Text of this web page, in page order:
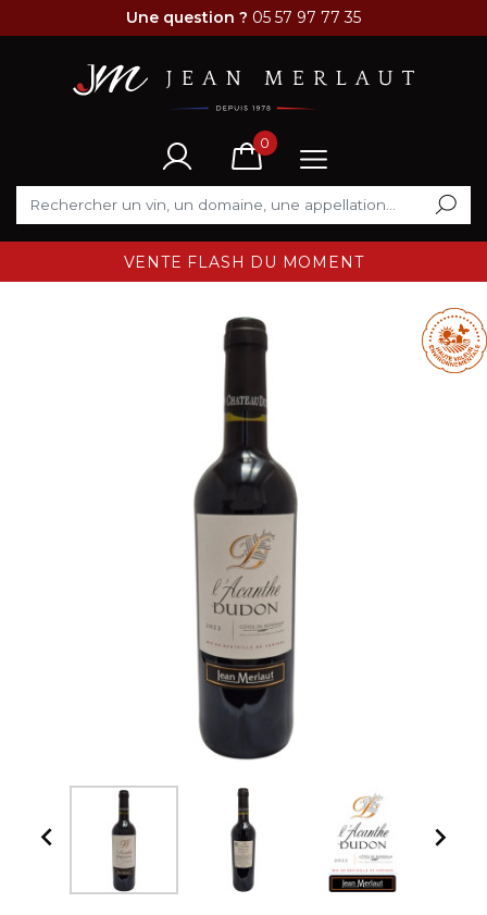
Une question ? 05 57 97 77 35
0
VENTE FLASH DU MOMENT
 